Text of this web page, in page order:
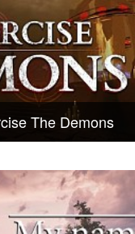
The Demons